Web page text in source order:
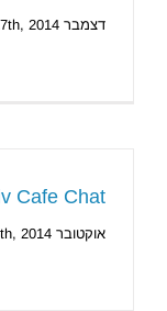
דצמבר 17th, 2014
Cafe Chat
אוקטובר 15th, 2014